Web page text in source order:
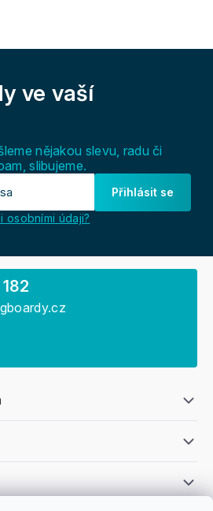
s
ve vaší
nějakou slevu, radu či
slibujeme.
Přihlásit se
osobními údaji?